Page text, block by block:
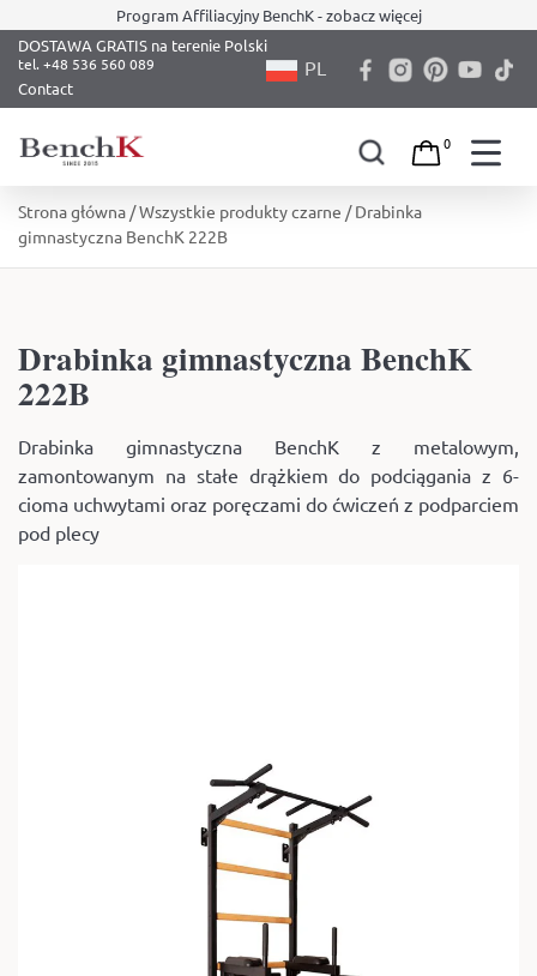
content
Program Affiliacyjny BenchK - zobacz więcej
DOSTAWA GRATIS na terenie Polski
Contact
PL
0
Strona główna /Wszystkie produkty czarne / Drabinka
gimnastyczna BenchK 222B
Drabinka gimnastyczna BenchK
222B
Drabinka gimnastyczna BenchK z metalowym,
zamontowanym na stałe drążkiem do podciągania z 6-
cioma uchwytami oraz poręczami do ćwiczeń z podparciem
pod plecy